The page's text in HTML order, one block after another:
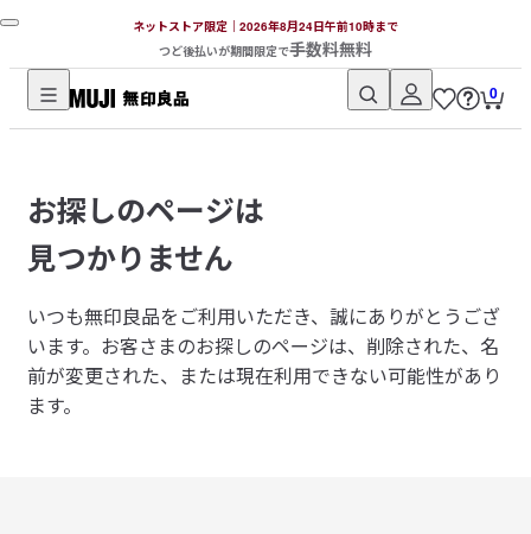
ネットストア限定｜2026年8月24日午前10時まで
つど後払いが期間限定で手数料無料
無
品
ネ
ッ
ト
ス
ト
ア
0
お探しのページは
見つかりません
いつも無印良品をご利用いただき、誠にありがとうござ
います。 お客さまのお探しのページは、削除された、名
前が変更された、または現在利用できない可能性があり
ます。